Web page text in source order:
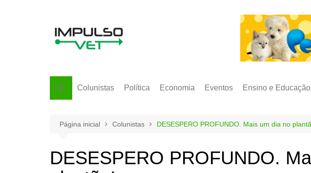
Colunistas Política Economia Eventos Ensino e Educação
Página inicial Colunistas DESESPERO PROFUNDO. Mais um dia no
DESESPERO PROFUNDO.